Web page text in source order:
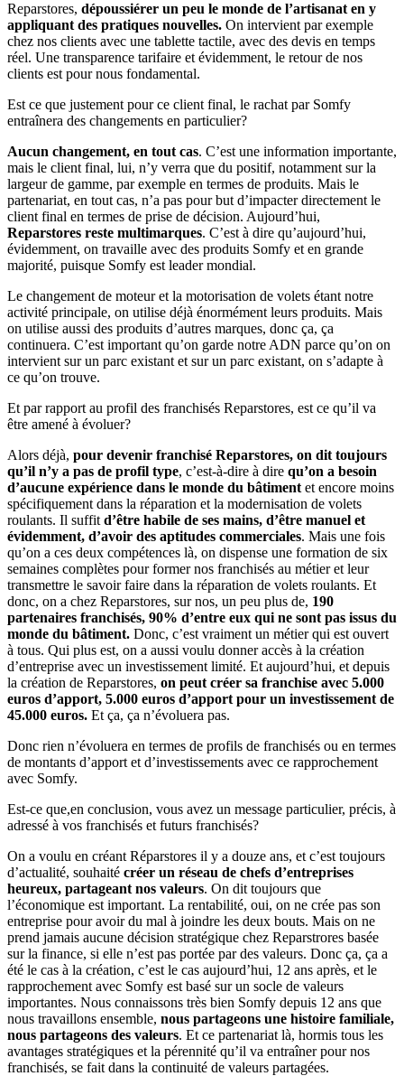
Reparstores, dépoussiérer un peu le monde de l’artisanat en y
appliquant des pratiques nouvelles. On intervient par exemple
chez nos clients avec une tablette tactile, avec des devis en temps
réel. Une transparence tarifaire et évidemment, le retour de nos
clients est pour nous fondamental.
Est ce que justement pour ce client final, le rachat par Somfy
entraînera des changements en particulier?
Aucun changement, en tout cas. C’est une information importante,
mais le client final, lui, n’y verra que du positif, notamment sur la
largeur de gamme, par exemple en termes de produits. Mais le
partenariat, en tout cas, n’a pas pour but d’impacter directement le
client final en termes de prise de décision. Aujourd’hui,
Reparstores reste multimarques. C’est à dire qu’aujourd’hui,
évidemment, on travaille avec des produits Somfy et en grande
majorité, puisque Somfy est leader mondial.
Le changement de moteur et la motorisation de volets étant notre
activité principale, on utilise déjà énormément leurs produits. Mais
on utilise aussi des produits d’autres marques, donc ça, ça
continuera. C’est important qu’on garde notre ADN parce qu’on on
intervient sur un parc existant et sur un parc existant, on s’adapte à
ce qu’on trouve.
Et par rapport au profil des franchisés Reparstores, est ce qu’il va
être amené à évoluer?
Alors déjà, pour devenir franchisé Reparstores, on dit toujours
qu’il n’y a pas de profil type, c’est-à-dire à dire qu’on a besoin
d’aucune expérience dans le monde du bâtiment et encore moins
spécifiquement dans la réparation et la modernisation de volets
roulants. Il suffit d’être habile de ses mains, d’être manuel et
évidemment, d’avoir des aptitudes commerciales. Mais une fois
qu’on a ces deux compétences là, on dispense une formation de six
semaines complètes pour former nos franchisés au métier et leur
transmettre le savoir faire dans la réparation de volets roulants. Et
donc, on a chez Reparstores, sur nos, un peu plus de, 190
partenaires franchisés, 90% d’entre eux qui ne sont pas issus du
monde du bâtiment. Donc, c’est vraiment un métier qui est ouvert
à tous. Qui plus est, on a aussi voulu donner accès à la création
d’entreprise avec un investissement limité. Et aujourd’hui, et depuis
la création de Reparstores, on peut créer sa franchise avec 5.000
euros d’apport, 5.000 euros d’apport pour un investissement de
45.000 euros. Et ça, ça n’évoluera pas.
Donc rien n’évoluera en termes de profils de franchisés ou en termes
de montants d’apport et d’investissements avec ce rapprochement
avec Somfy.
Est-ce que,en conclusion, vous avez un message particulier, précis, à
adressé à vos franchisés et futurs franchisés?
On a voulu en créant Réparstores il y a douze ans, et c’est toujours
d’actualité, souhaité créer un réseau de chefs d’entreprises
heureux, partageant nos valeurs. On dit toujours que
l’économique est important. La rentabilité, oui, on ne crée pas son
entreprise pour avoir du mal à joindre les deux bouts. Mais on ne
prend jamais aucune décision stratégique chez Reparstrores basée
sur la finance, si elle n’est pas portée par des valeurs. Donc ça, ça a
été le cas à la création, c’est le cas aujourd’hui, 12 ans après, et le
rapprochement avec Somfy est basé sur un socle de valeurs
importantes. Nous connaissons très bien Somfy depuis 12 ans que
nous travaillons ensemble, nous partageons une histoire familiale,
nous partageons des valeurs. Et ce partenariat là, hormis tous les
avantages stratégiques et la pérennité qu’il va entraîner pour nos
franchisés, se fait dans la continuité de valeurs partagées.